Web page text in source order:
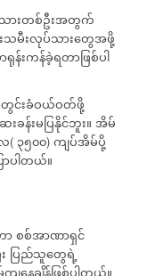
သားတစ်ဦးအတွက်
သမီးလုပ်သားတွေအဖို့
းကန်ခဲ့ရတာဖြစ်ပါ
င်းခံဝယ်ဝတ်ဖို့
ခန်းမပြနိုင်ဘူး။ အိမ်
၃၅၀၀) ကျပ်အိမ်ပို့
ပါတယ်။
စစ်အာဏာရှင်
း ပြည်သူတွေရဲ့
ျနေချိန်ဖြစ်ပါတယ်။